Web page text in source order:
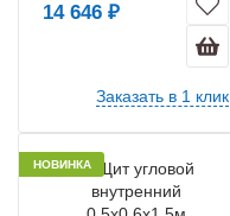
14 646 ₽
Заказать в 1 клик
НОВИНКА